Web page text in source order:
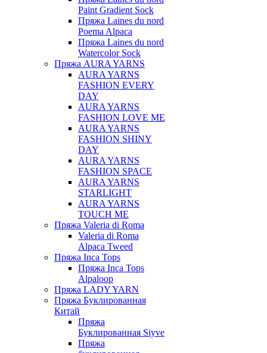
Paint Gradient Sock
Пряжа Laines du nord
Poema Alpaca
Пряжа Laines du nord
Watercolor Sock
Пряжа AURA YARNS
AURA YARNS
FASHION EVERY
DAY
AURA YARNS
FASHION LOVE ME
AURA YARNS
FASHION SHINY
DAY
AURA YARNS
FASHION SPACE
AURA YARNS
STARLIGHT
AURA YARNS
TOUCH ME
Пряжа Valeria di Roma
Valeria di Roma
Alpaca Tweed
Пряжа Inca Tops
Пряжа Inca Tops
Alpaloop
Пряжа LADY YARN
Пряжа Буклированная
Китай
Пряжа
Буклированная Siyve
Пряжа